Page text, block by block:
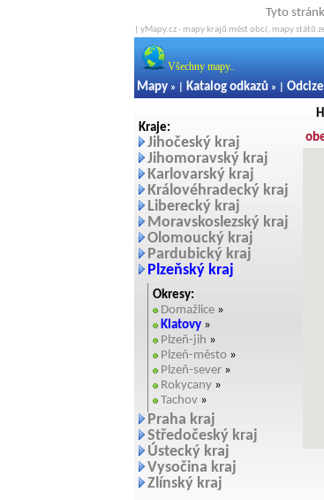
Tyto
| yMapy.cz - mapy krajů měst obcí, mapy států
Všechny mapy..
Mapy » | Katalog odkazů » |
Kraje:
Jihočeský kraj
Jihomoravský kraj
Karlovarský kraj
Královéhradecký kraj
Liberecký kraj
Moravskoslezský kraj
Olomoucký kraj
Pardubický kraj
Plzeňský kraj
Okresy:
Domažlice »
Klatovy »
Plzeň-jih »
Plzeň-město »
Plzeň-sever »
Rokycany »
Tachov »
Praha kraj
Středočeský kraj
Ústecký kraj
Vysočina kraj
Zlínský kraj